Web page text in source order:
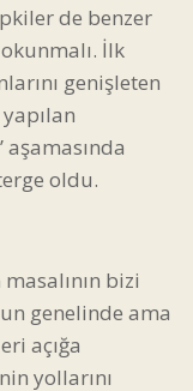
de benzer
İlk
genişleten
aşamasında
oldu.
bizi
genelinde ama
açığa
yollarını